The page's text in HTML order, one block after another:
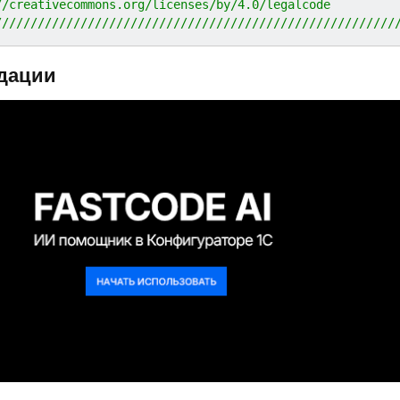
licenses/by/4.0/legalcode